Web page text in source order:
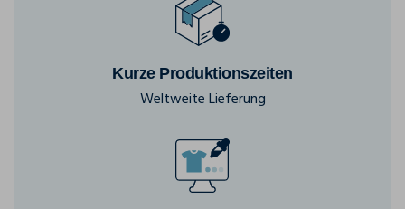
Kurze Produktionszeiten
Weltweite Lieferung